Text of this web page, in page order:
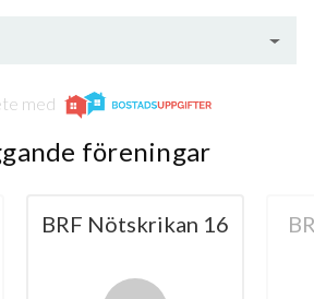
med
föreningar
Nötskrikan 16 BRF